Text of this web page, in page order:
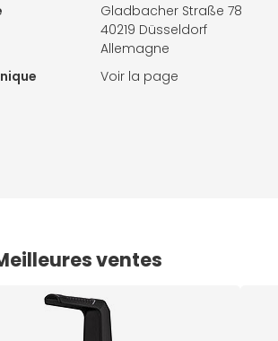
Gladbacher Straße 78
40219 Düsseldorf
Allemagne
Voir la page
ventes